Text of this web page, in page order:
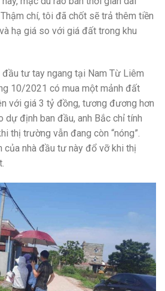
chí, tôi đã chốt sẽ trả thêm tiền
hạ giá so với giá đất trong khu
đầu tư tay ngang tại Nam Từ Liêm
10/2021 có mua một mảnh đất
với giá 3 tỷ đồng, tương đương hơn
dự định ban đầu, anh Bắc chỉ tính
thị trường vẫn đang còn “nóng”.
của nhà đầu tư này đổ vỡ khi thị